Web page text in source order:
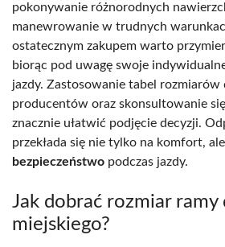
pokonywanie różnorodnych
manewrowanie w trudnych
ostatecznym zakupem warto
biorąc pod uwagę swoje
jazdy. Zastosowanie tabel rozmiarów
producentów oraz skonsultowanie
znacznie ułatwić podjęcie decyzji.
przekłada się nie tylko na komfort,
bezpieczeństwo podczas jazdy.
Jak dobrać rozmiar
miejskiego?